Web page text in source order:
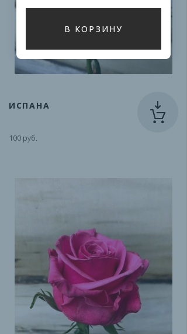
ИСПАНА
100 руб.
В КОРЗИНУ